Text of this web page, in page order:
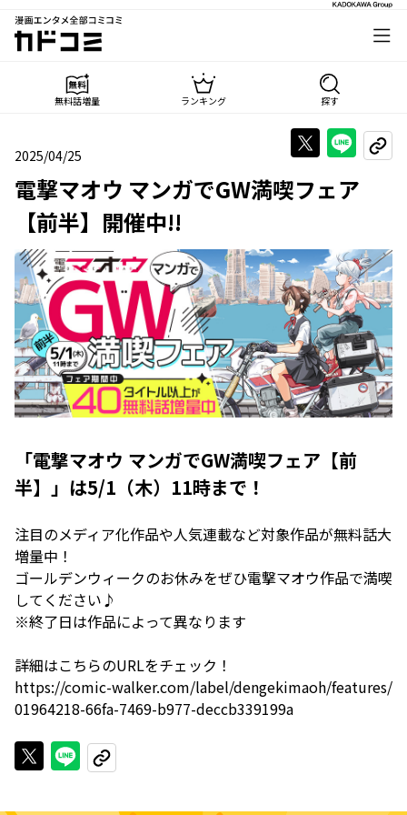
漫画エンタメ全部コミコミ
カドコミ
無料話増量 ランキング 探す
2025/04/25
2025年04月25日
Xで投稿する
LINE
URL
電撃マオウ マンガでGW満喫フェア
【前半】開催中!!
「電撃マオウ マンガでGW満喫フェア【前
半】」は5/1（木）11時まで！
注目のメディア化作品や人気連載など対象作品が無料話大
増量中！
ゴールデンウィークのお休みをぜひ電撃マオウ作品で満喫
してください♪
※終了日は作品によって異なります
詳細はこちらのURLをチェック！
https://comic-walker.com/label/dengekimaoh/features/
01964218-66fa-7469-b977-deccb339199a
Xで投稿するLINEでシェアする
URLをコピーする